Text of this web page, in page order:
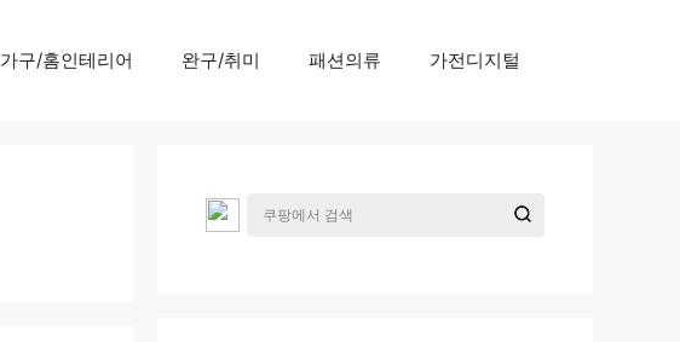
가구/홈인테리어 완구/취미 패션의류 가전디지털